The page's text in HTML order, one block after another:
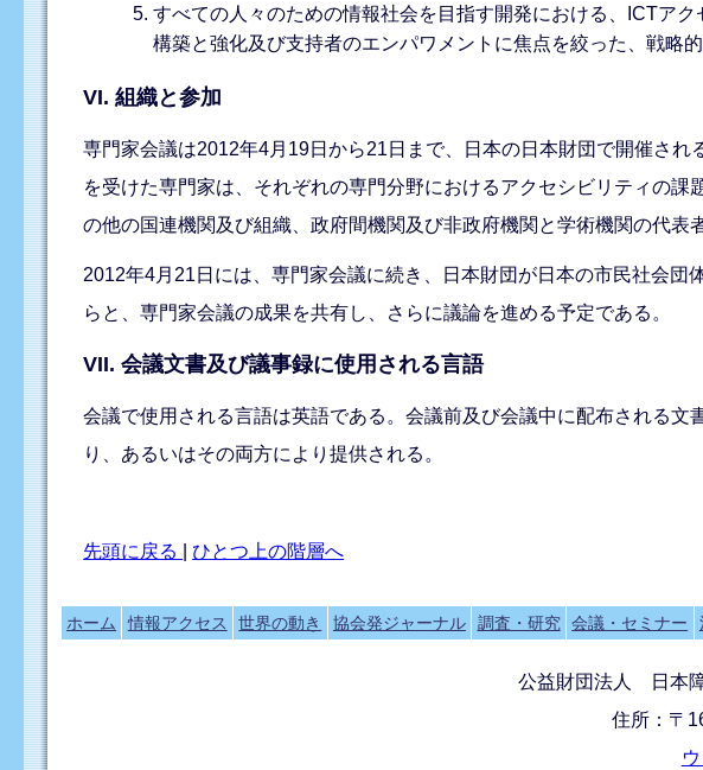
すべての人々のための情報社会を目指す開発における、ICTア
構築と強化及び支持者のエンパワメントに焦点を絞った、戦略
VI. 組織と参加
専門家会議は2012年4月19日から21日まで、日本の日本財団で開催さ
を受けた専門家は、それぞれの専門分野におけるアクセシビリティの
の他の国連機関及び組織、政府間機関及び非政府機関と学術機関の代表
2012年4月21日には、専門家会議に続き、日本財団が日本の市民社会
らと、専門家会議の成果を共有し、さらに議論を進める予定である。
VII. 会議文書及び議事録に使用される言語
会議で使用される言語は英語である。会議前及び会議中に配布される
り、あるいはその両方により提供される。
先頭に戻る |ひとつ上の階層へ
ホーム 情報アクセス 世界の動き 協会発ジャーナル 調査・研究 会議・セミナー
公益財団法人 日本
住所：〒